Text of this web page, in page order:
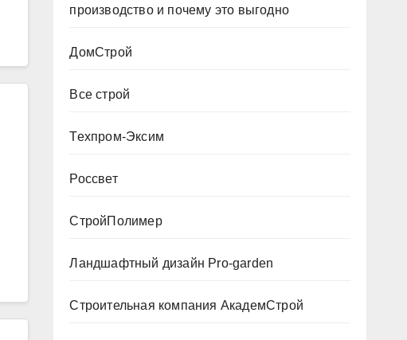
производство и почему это выгодно
ДомСтрой
Все строй
Техпром-Эксим
Россвет
СтройПолимер
Ландшафтный дизайн Pro-garden
Строительная компания АкадемСтрой